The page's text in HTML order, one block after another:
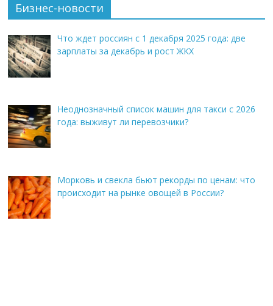
Бизнес-новости
Что ждет россиян с 1 декабря 2025 года: две
зарплаты за декабрь и рост ЖКХ
Неоднозначный список машин для такси с 2026
года: выживут ли перевозчики?
Морковь и свекла бьют рекорды по ценам: что
происходит на рынке овощей в России?